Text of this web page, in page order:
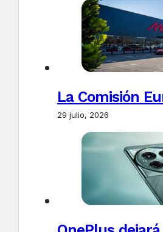
La Comisión
29 julio, 2026